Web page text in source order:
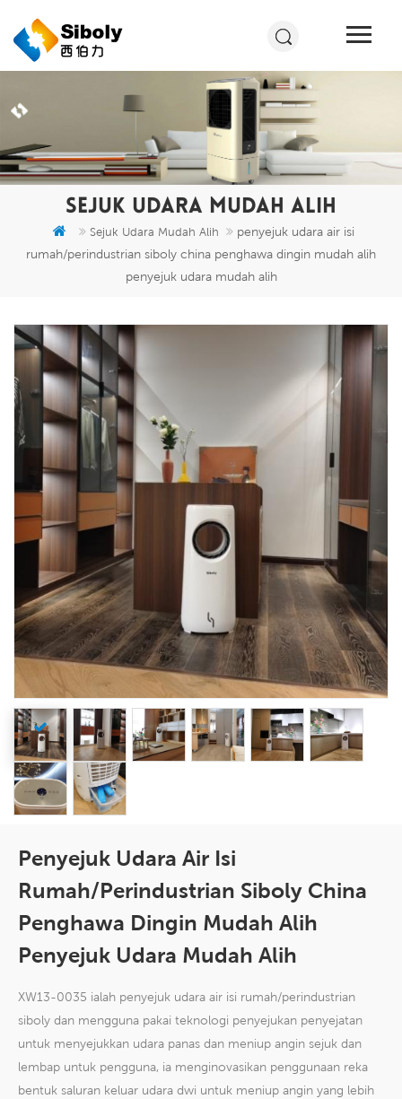
SEJUK UDARA MUDAH ALIH
Sejuk Udara Mudah Alih
penyejuk udara air isi
rumah/perindustrian siboly china penghawa dingin mudah alih
penyejuk udara mudah alih
Penyejuk Udara Air Isi
Rumah/perindustrian Siboly China
Penghawa Dingin Mudah Alih
Penyejuk Udara Mudah Alih
XW13-0035 ialah penyejuk udara air isi rumah/perindustrian
siboly dan mengguna pakai teknologi penyejukan penyejatan
untuk menyejukkan udara panas dan meniup angin sejuk dan
lembap untuk pengguna, ia menginovasikan penggunaan reka
bentuk saluran keluar udara dwi untuk meniup angin yang lebih